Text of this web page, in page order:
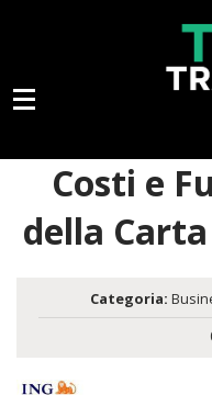
Costi e
della
Categoria: